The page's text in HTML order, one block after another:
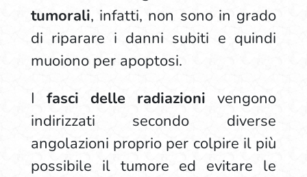
tumorali, infatti, non sono in grado
di riparare i danni subiti e quindi
muoiono per apoptosi.
I fasci delle radiazionivengono
indirizzati secondo diverse
angolazioni proprio per colpire il più
possibile il tumore ed evitare le